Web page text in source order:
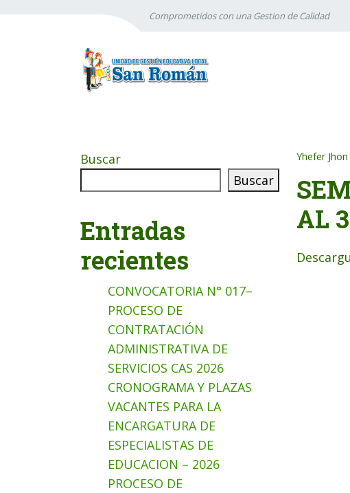
Comprometidos con una Gestion de Calidad
Yhefer
AL
Buscar
Buscar
Entradas
recientes
CONVOCATORIA N° 017–
PROCESO DE
CONTRATACIÓN
ADMINISTRATIVA DE
SERVICIOS CAS 2026
CRONOGRAMA Y PLAZAS
VACANTES PARA LA
ENCARGATURA DE
ESPECIALISTAS DE
EDUCACION – 2026
PROCESO DE